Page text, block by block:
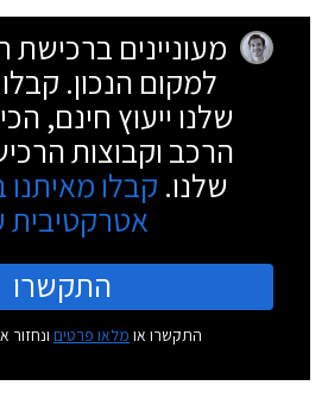
מעוניינים
למקום הנכון.
שלנו ייעוץ חינם,
הרכב וקבוצות
שלנו. קבלו
אטרקטיבית
התקשרו
התקשרו או מלאו פרטים